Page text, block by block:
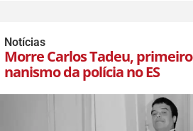
Notícias
Morre Carlos Tadeu,
nanismo da polícia no ES